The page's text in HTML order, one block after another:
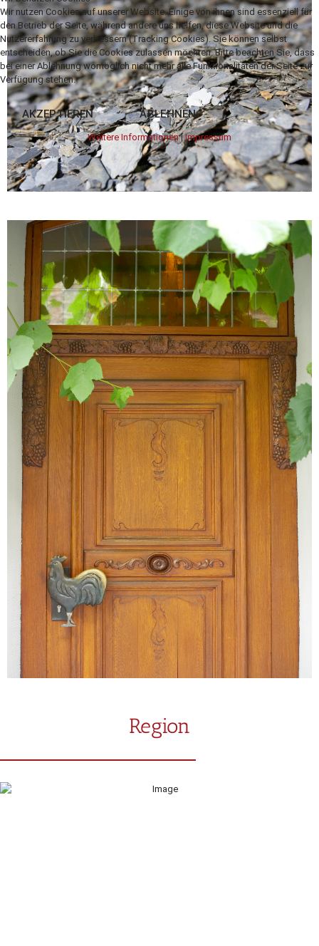
Region
Wir nutzen Cookies auf unserer Website. Einige von ihnen sind essenziell für
den Betrieb der Seite, während andere uns helfen, diese Website und die
Nutzererfahrung zu verbessern (Tracking Cookies). Sie können selbst
entscheiden, ob Sie die Cookies zulassen möchten. Bitte beachten Sie, dass
bei einer Ablehnung womöglich nicht mehr alle Funktionalitäten der Seite zur
Verfügung stehen.
AKZEPTIEREN ABLEHNEN
Weitere Informationen|Impressum